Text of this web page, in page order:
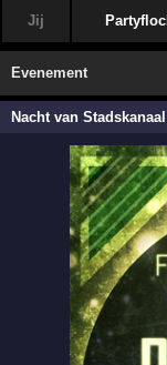
Jij
Evenement
Nacht van Stadskanaal